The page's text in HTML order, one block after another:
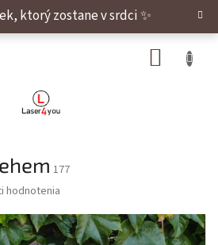
ktorý zostane v srdci ✨
177
je 0,0 z 5 hviezdičiek.
hodnotenia